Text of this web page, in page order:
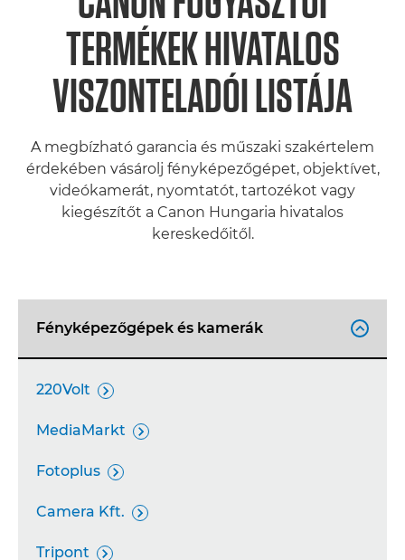
TERMÉKEK HIVATALOS
VISZONTELADÓI LISTÁJA
A megbízható garancia és műszaki szakértelem
érdekében vásárolj fényképezőgépet, objektívet,
videókamerát, nyomtatót, tartozékot vagy
kiegészítőt a Canon Hungaria hivatalos
kereskedőitől.
Fényképezőgépek és kamerák 
220Volt 
MediaMarkt 
Fotoplus 
Camera Kft. 
Tripont 